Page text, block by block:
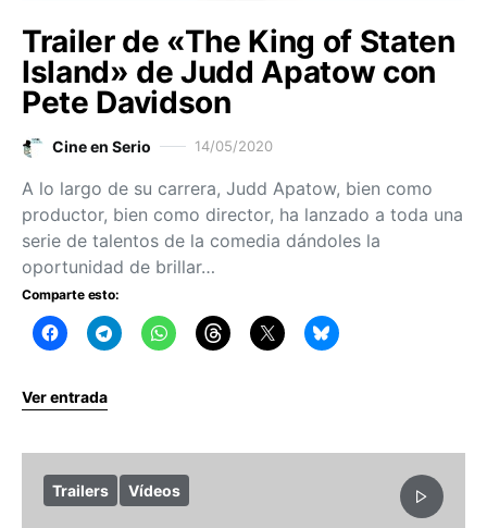
Trailer de «The King of Staten
Island» de Judd Apatow con
Pete Davidson
Cine en Serio 14/05/2020
A lo largo de su carrera, Judd Apatow, bien como
productor, bien como director, ha lanzado a toda una
serie de talentos de la comedia dándoles la
oportunidad de brillar…
Comparte esto:
Ver entrada
Trailers Vídeos